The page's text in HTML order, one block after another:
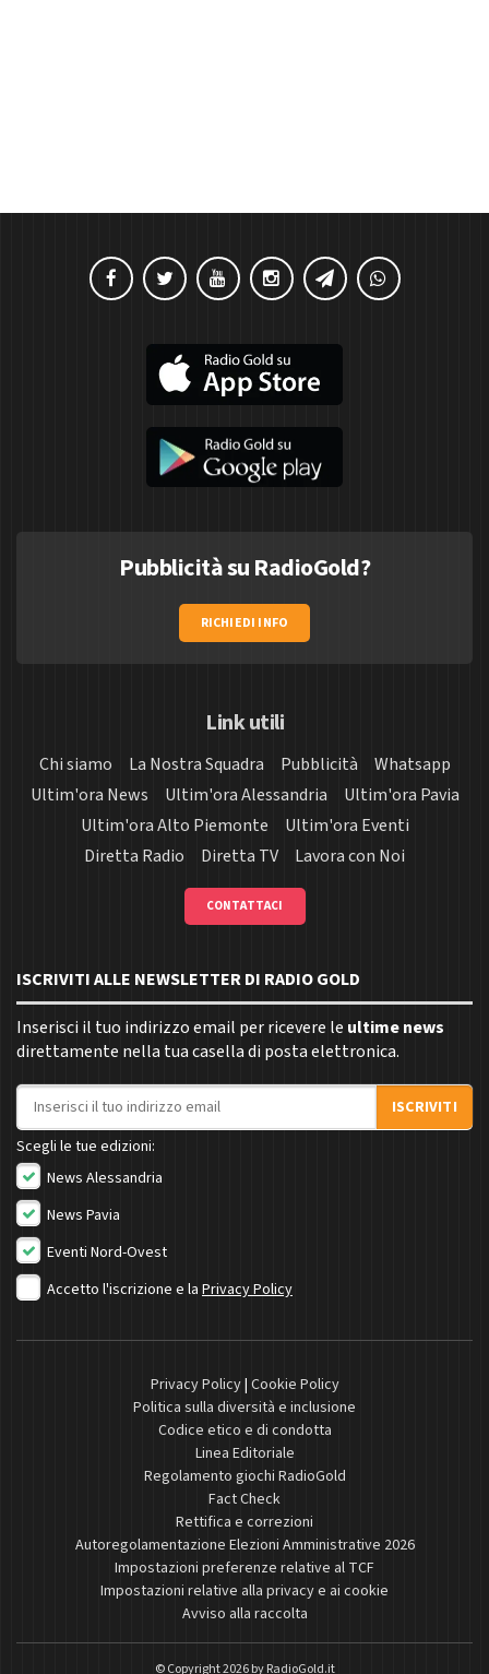
Pubblicità su RadioGold?
RICHIEDI INFO
Link utili
Chi siamo La Nostra Squadra Pubblicità
Whatsapp
Ultim'ora News
Ultim'ora Alessandria
Ultim'ora Pavia
Ultim'ora Alto Piemonte
Ultim'ora Eventi
Diretta Radio
Diretta TV Lavora con Noi
CONTATTACI
ISCRIVITI ALLE NEWSLETTER DI RADIO GOLD
Inserisci il tuo indirizzo email per ricevere le ultime news
direttamente nella tua casella di posta elettronica.
Indirizzo email
ISCRIVITI
Scegli le tue edizioni:
News Alessandria
News Pavia
Eventi Nord-Ovest
Accetto l'iscrizione e la Privacy Policy
Privacy Policy| Cookie Policy
Politica sulla diversità e inclusione
Codice etico e di condotta
Linea Editoriale
Regolamento giochi RadioGold
Fact Check
Rettifica e correzioni
Autoregolamentazione Elezioni Amministrative 2026
Impostazioni preferenze relative al TCF
Impostazioni relative alla privacy e ai cookie
Avviso alla raccolta
© Copyright 2026 byRadioGold.it